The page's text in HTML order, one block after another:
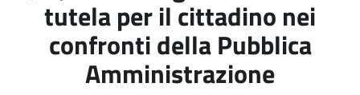
tutela per il cittadino nei
confronti della Pubblica
Amministrazione